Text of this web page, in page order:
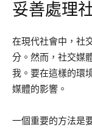
妥善處理
在現代社會中，社
分。然而，社交媒
我。要在這樣的環
媒體的影響。
一個重要的方法是